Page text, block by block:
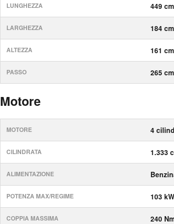
LUNGHEZZA 449 cm
LARGHEZZA 184 cm
ALTEZZA 161 cm
PASSO 265 cm
Motore
MOTORE 4
CILINDRATA 1.333
ALIMENTAZIONE
POTENZA MAX/REGIME 103
COPPIA MASSIMA 240